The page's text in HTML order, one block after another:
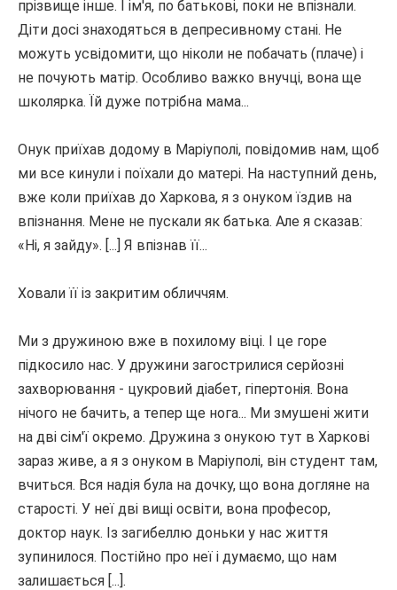
прізвище інше.
І ім'я, по батькові, поки не впізнали.
Діти досі знаходяться в депресивному стані. Не
можуть усвідомити, що ніколи не побачать (плаче) і
не почують матір. Особливо важко внучці, вона ще
школярка. Їй дуже потрібна мама...
Онук приїхав додому в Маріуполі, повідомив нам, щоб
ми все кинули і поїхали до матері. На наступний день,
вже коли приїхав до Харкова, я з онуком їздив на
впізнання. Мене не пускали як батька. Але я сказав:
«Ні, я зайду». [...] Я впізнав її...
Ховали її із закритим обличчям.
Ми з дружиною вже в похилому віці. І це горе
підкосило нас. У дружини загострилися серйозні
захворювання - цукровий діабет, гіпертонія. Вона
нічого не бачить, а тепер ще нога... Ми змушені жити
на дві сім'ї окремо. Дружина з онукою тут в Харкові
зараз живе, а я з онуком в Маріуполі, він студент там,
вчиться. Вся надія була на дочку, що вона догляне на
старості. У неї дві вищі освіти, вона професор,
доктор наук. Із загибеллю доньки у нас життя
зупинилося. Постійно про неї і думаємо, що нам
залишається [...].